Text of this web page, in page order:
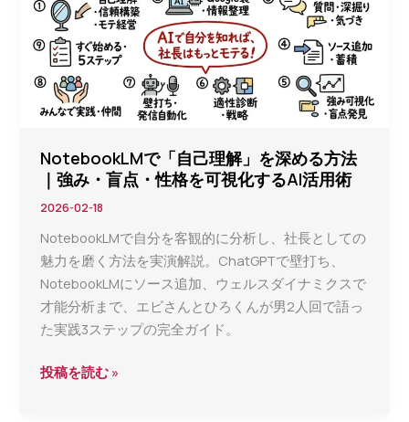
が
決
ま
る！
経
者
が
知
る
べ
き
「選
ば
れ
社
NotebookLMで「自己理解」を深める方法
｜強み・盲点・性格を可視化するAI活用術
2026-02-18
NotebookLMで自分を客観的に分析し、社長としての
魅力を磨く方法を実演解説。ChatGPTで壁打ち、
NotebookLMにソース追加、ウェルスダイナミクスで
才能分析まで、エビさんとひろくんが男2人回で語っ
た実践3ステップの完全ガイド。
NotebookLM
投稿を読む »